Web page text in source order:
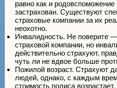
равно как и
застрахован. Существуют
страховые компании за их
неохотно.
Инвалидность. Не поверите
страховой компании, но
действительно страхуют,
чуть ли не вдвое больше
Пожилой возраст. Страхуют
людей, однако, с каждым
стоимость полиса